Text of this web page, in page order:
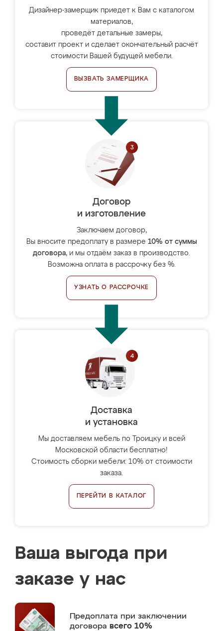
Дизайнер-замерщик приедет к Вам с каталогом
материалов,
проведёт детальные замеры,
составит проект и сделает окончательный расчёт
стоимости Вашей будущей мебели.
ВЫЗВАТЬ ЗАМЕРЩИКА
Договор
и изготовление
Заключаем договор,
Вы вносите предоплату в размере 10% от суммы
договора, и мы отдаём заказ в производство.
Возможна оплата в рассрочку без %.
УЗНАТЬ О РАССРОЧКЕ
Доставка
и установка
Мы доставляем мебель по Троицку и всей
Московской области бесплатно!
Стоимость сборки мебели: 10% от стоимости
заказа.
ПЕРЕЙТИ В КАТАЛОГ
Ваша выгода при
заказе у нас
Предоплата при заключении
договора всего 10%